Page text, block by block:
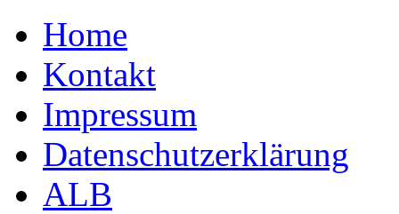
Home
Kontakt
Impressum
Datenschutzerklärung
ALB